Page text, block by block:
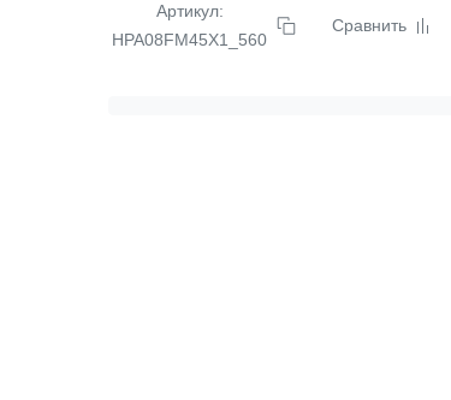
Артикул:
HPA08FM45X1_560
Сравнить